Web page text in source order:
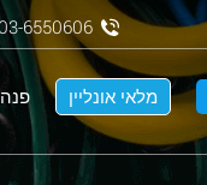
מלאי אונליין פנה
6550606